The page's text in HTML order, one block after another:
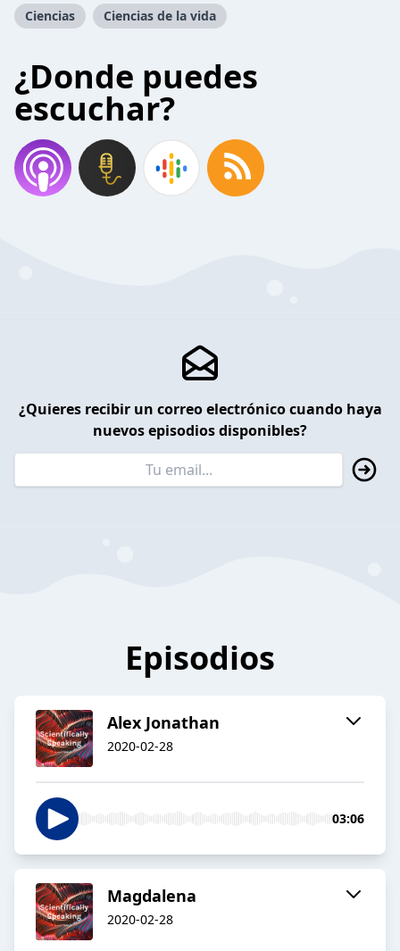
Ciencias Ciencias de la vida
¿Donde puedes
escuchar?
¿Quieres recibir un correo electrónico cuando haya
nuevos episodios disponibles?
Episodios
Alex Jonathan
2020-02-28
03:06
Magdalena
2020-02-28